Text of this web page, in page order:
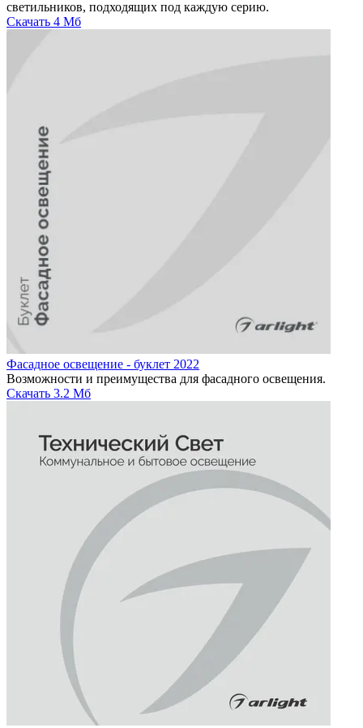
светильников, подходящих под каждую серию.
Скачать 4 Мб
Фасадное освещение - буклет 2022
Возможности и преимущества для фасадного освещения.
Скачать 3.2 Мб